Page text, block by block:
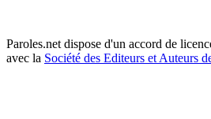
Paroles.net dispose d'un accord de
avec la Société des Editeurs et Auteurs